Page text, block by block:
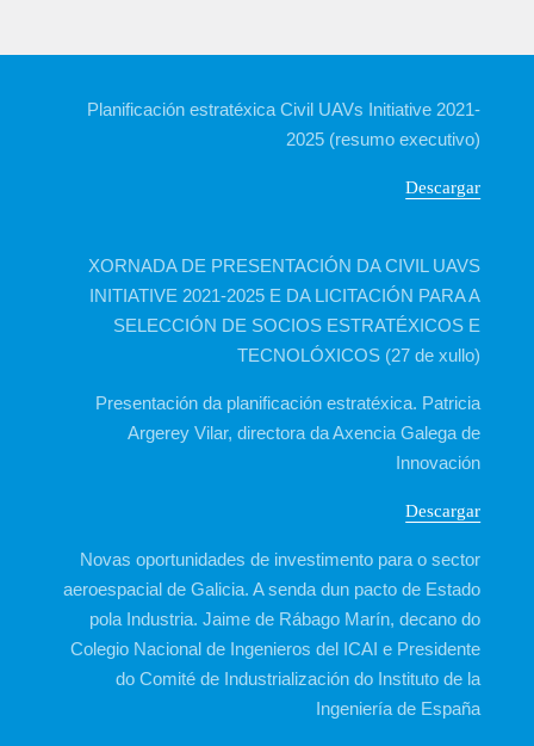
Planificación estratéxica Civil UAVs Initiative 2021-
2025 (resumo executivo)
Descargar
XORNADA DE PRESENTACIÓN DA CIVIL UAVS
INITIATIVE 2021-2025 E DA LICITACIÓN PARA A
SELECCIÓN DE SOCIOS ESTRATÉXICOS E
TECNOLÓXICOS (27 de xullo)
Presentación da planificación estratéxica. Patricia
Argerey Vilar, directora da Axencia Galega de
Innovación
Descargar
Novas oportunidades de investimento para o sector
aeroespacial de Galicia. A senda dun pacto de Estado
pola Industria. Jaime de Rábago Marín, decano do
Colegio Nacional de Ingenieros del ICAI e Presidente
do Comité de Industrialización do Instituto de la
Ingeniería de España